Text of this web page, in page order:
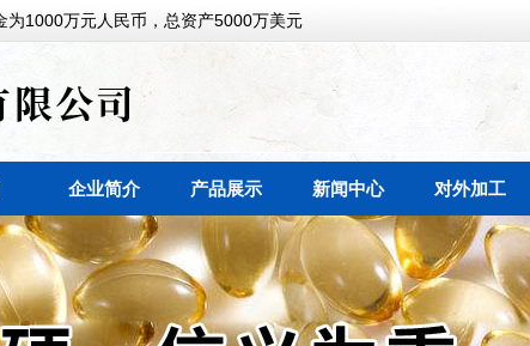
1000万元人民币，总资产5000万美元
企业简介 产品展示 新闻中心 对外加工